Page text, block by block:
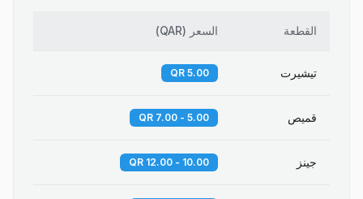
القطعة السعر (
QAR
)
تيشيرت 5.00 QR
قميص 5.00 - 7.00 QR
جينز 10.00 - 12.00 QR